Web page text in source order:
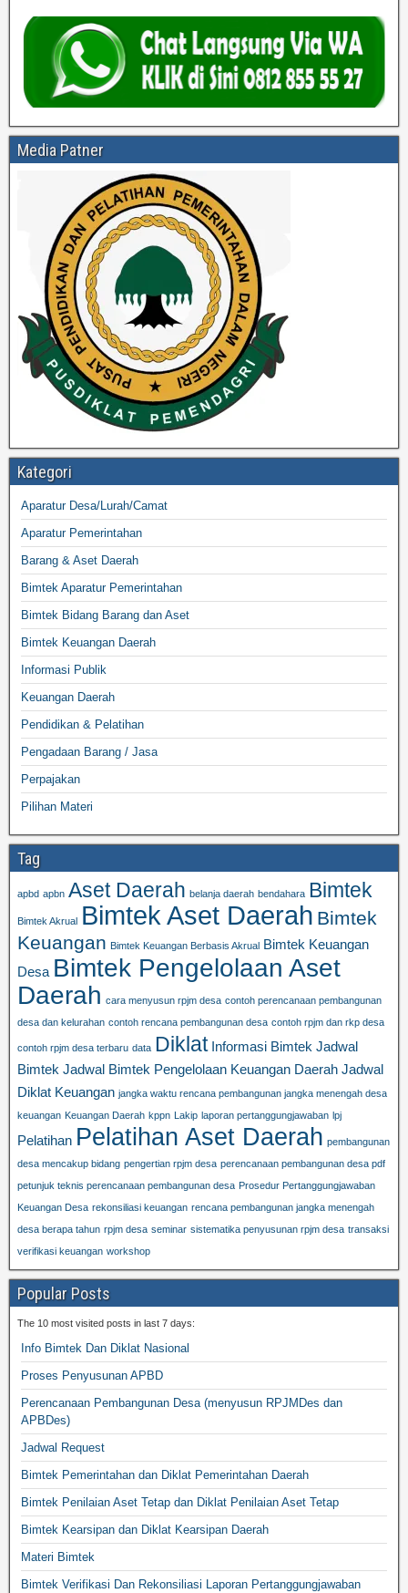
Media Patner
Kategori
Aparatur Desa/Lurah/Camat
Aparatur Pemerintahan
Barang & Aset Daerah
Bimtek Aparatur Pemerintahan
Bimtek Bidang Barang dan Aset
Bimtek Keuangan Daerah
Informasi Publik
Keuangan Daerah
Pendidikan & Pelatihan
Pengadaan Barang / Jasa
Perpajakan
Pilihan Materi
Tag
apbd apbn Aset Daerah belanja daerah bendahara Bimtek
Bimtek Akrual Bimtek Aset Daerah Bimtek
Keuangan Bimtek Keuangan Berbasis Akrual Bimtek Keuangan
Desa Bimtek Pengelolaan Aset
Daerah cara menyusun rpjm desa contoh perencanaan pembangunan
desa dan kelurahan contoh rencana pembangunan desa contoh rpjm dan rkp desa
contoh rpjm desa terbaru data Diklat Informasi Bimtek Jadwal
Bimtek Jadwal Bimtek Pengelolaan Keuangan Daerah Jadwal
Diklat Keuangan jangka waktu rencana pembangunan jangka menengah desa
keuangan Keuangan Daerah kppn Lakip laporan pertanggungjawaban lpj
Pelatihan Pelatihan Aset Daerah pembangunan
desa mencakup bidang pengertian rpjm desa perencanaan pembangunan desa pdf
petunjuk teknis perencanaan pembangunan desa Prosedur Pertanggungjawaban
Keuangan Desa rekonsiliasi keuangan rencana pembangunan jangka menengah
desa berapa tahun rpjm desa seminar sistematika penyusunan rpjm desa transaksi
verifikasi keuangan workshop
Popular Posts
The 10 most visited posts in last 7 days:
Info Bimtek Dan Diklat Nasional
Proses Penyusunan APBD
Perencanaan Pembangunan Desa (menyusun RPJMDes dan
APBDes)
Jadwal Request
Bimtek Pemerintahan dan Diklat Pemerintahan Daerah
Bimtek Penilaian Aset Tetap dan Diklat Penilaian Aset Tetap
Bimtek Kearsipan dan Diklat Kearsipan Daerah
Materi Bimtek
Bimtek Verifikasi Dan Rekonsiliasi Laporan Pertanggungjawaban